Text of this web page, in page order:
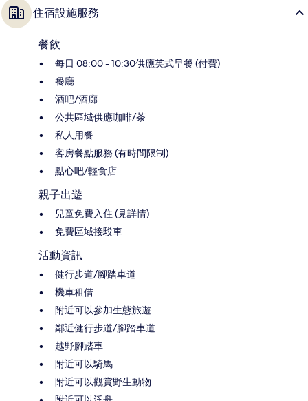
住宿設施服務
餐飲
每日 08:00 - 10:30供應英式早餐 (付費)
餐廳
酒吧/酒廊
公共區域供應咖啡/茶
私人用餐
客房餐點服務 (有時間限制)
點心吧/輕食店
親子出遊
兒童免費入住 (見詳情)
免費區域接駁車
活動資訊
健行步道/腳踏車道
機車租借
附近可以參加生態旅遊
鄰近健行步道/腳踏車道
越野腳踏車
附近可以騎馬
附近可以觀賞野生動物